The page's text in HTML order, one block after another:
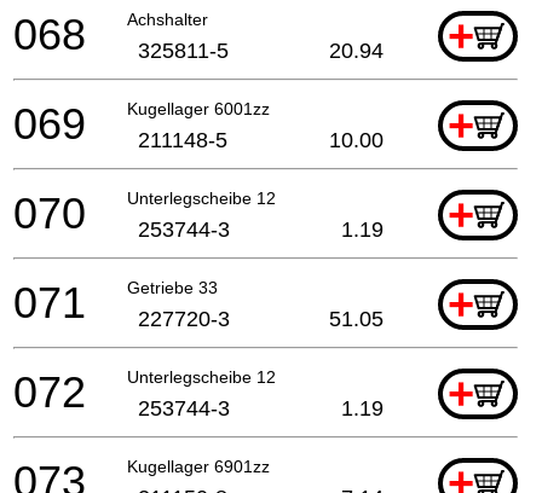
Achshalter +
068 325811-5 20.94
Kugellager 6001zz +
069 211148-5 10.00
Unterlegscheibe 12 +
070 253744-3 1.19
Getriebe 33 +
071 227720-3 51.05
Unterlegscheibe 12 +
072 253744-3 1.19
Kugellager 6901zz
073